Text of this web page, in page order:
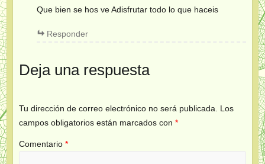
Que bien se hos ve Adisfrutar todo lo que haceis
Responder
Deja una respuesta
Tu dirección de correo electrónico no será publicada. Los
campos obligatorios están marcados con *
Comentario *